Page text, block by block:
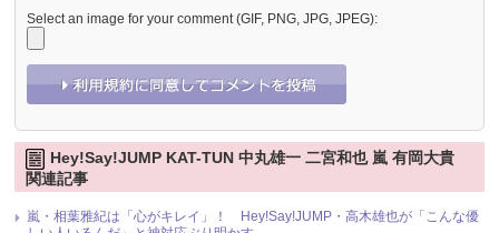
Select an image for your comment (GIF, PNG, JPG, JPEG):
Hey!Say!JUMP KAT-TUN 中丸雄一 二宮和也 嵐 有岡大貴
関連記事
嵐・相葉雅紀は「心がキレイ」！ Hey!Say!JUMP・高木雄也が「こんな優